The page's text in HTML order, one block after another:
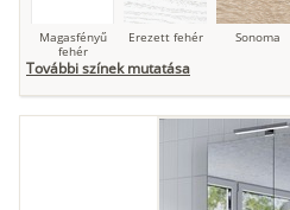
Magasfényű
fehér
Erezett fehér Sonoma
További színek mutatása